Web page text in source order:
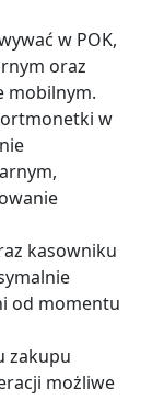
w POK,
oraz
mobilnym.
w
kasowniku
od momentu
zakupu
możliwe